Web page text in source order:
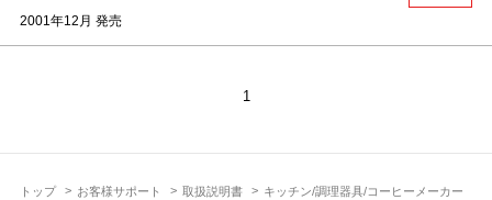
トップ お客様サポート 取扱説明書 キッチン/調理器具/コーヒーメーカー
2001年12月 発売
1